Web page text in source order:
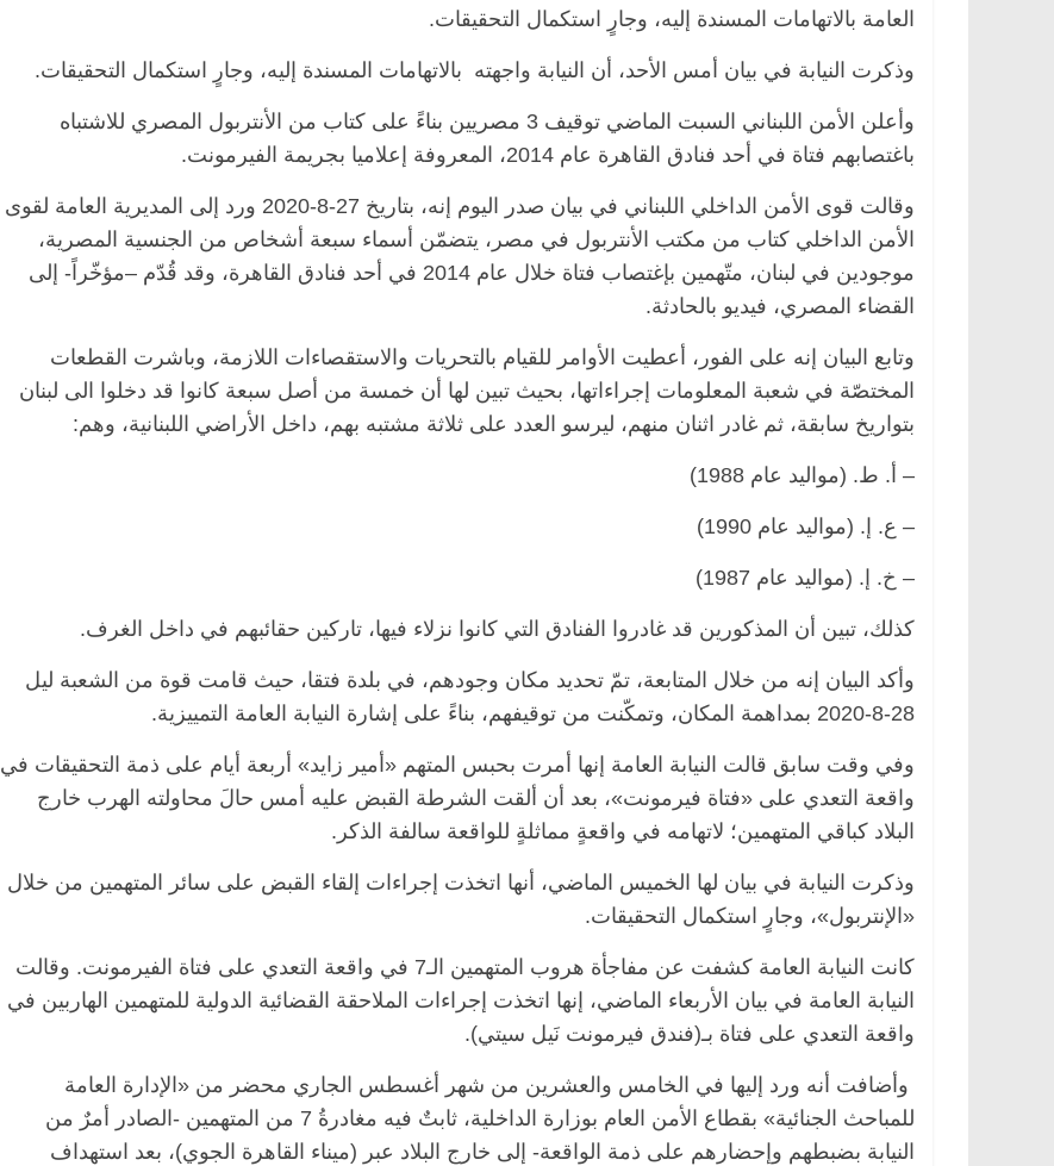
العامة بالاتهامات المسندة إليه، وجارٍ استكمال التحقيقات.
وذكرت النيابة في بيان أمس الأحد، أن النيابة واجهته بالاتهامات المسندة إليه، وجارٍ استكمال التحقيقات.
وأعلن الأمن اللبناني السبت الماضي توقيف 3 مصريين بناءً على كتاب من الأنتربول المصري للاشتباه
باغتصابهم فتاة في أحد فنادق القاهرة عام 2014، المعروفة إعلاميا بجريمة الفيرمونت.
وقالت قوى الأمن الداخلي اللبناني في بيان صدر اليوم إنه، بتاريخ 27-8-2020 ورد إلى المديرية العامة لقوى
الأمن الداخلي كتاب من مكتب الأنتربول في مصر، يتضمّن أسماء سبعة أشخاص من الجنسية المصرية،
موجودين في لبنان، متّهمين بإغتصاب فتاة خلال عام 2014 في أحد فنادق القاهرة، وقد قُدّم –مؤخّراً- إلى
القضاء المصري، فيديو بالحادثة.
وتابع البيان إنه على الفور، أعطيت الأوامر للقيام بالتحريات والاستقصاءات اللازمة، وباشرت القطعات
المختصّة في شعبة المعلومات إجراءاتها، بحيث تبين لها أن خمسة من أصل سبعة كانوا قد دخلوا الى لبنان
بتواريخ سابقة، ثم غادر اثنان منهم، ليرسو العدد على ثلاثة مشتبه بهم، داخل الأراضي اللبنانية، وهم:
– أ. ط. (مواليد عام 1988)
– ع. إ. (مواليد عام 1990)
– خ. إ. (مواليد عام 1987)
كذلك، تبين أن المذكورين قد غادروا الفنادق التي كانوا نزلاء فيها، تاركين حقائبهم في داخل الغرف.
وأكد البيان إنه من خلال المتابعة، تمّ تحديد مكان وجودهم، في بلدة فتقا، حيث قامت قوة من الشعبة ليل
28-8-2020 بمداهمة المكان، وتمكّنت من توقيفهم، بناءً على إشارة النيابة العامة التمييزية.
وفي وقت سابق قالت النيابة العامة إنها أمرت بحبس المتهم «أمير زايد» أربعة أيام على ذمة التحقيقات في
واقعة التعدي على «فتاة فيرمونت»، بعد أن ألقت الشرطة القبض عليه أمس حالَ محاولته الهرب خارج
البلاد كباقي المتهمين؛ لاتهامه في واقعةٍ مماثلةٍ للواقعة سالفة الذكر.
وذكرت النيابة في بيان لها الخميس الماضي، أنها اتخذت إجراءات إلقاء القبض على سائر المتهمين من خلال
«الإنتربول»، وجارٍ استكمال التحقيقات.
كانت النيابة العامة كشفت عن مفاجأة هروب المتهمين الـ7 في واقعة التعدي على فتاة الفيرمونت. وقالت
النيابة العامة في بيان الأربعاء الماضي، إنها اتخذت إجراءات الملاحقة القضائية الدولية للمتهمين الهاربين في
واقعة التعدي على فتاة بـ(فندق فيرمونت نَيل سيتي).
وأضافت أنه ورد إليها في الخامس والعشرين من شهر أغسطس الجاري محضر من «الإدارة العامة
للمباحث الجنائية» بقطاع الأمن العام بوزارة الداخلية، ثابتٌ فيه مغادرةُ 7 من المتهمين -الصادر أمرٌ من
النيابة بضبطهم وإحضارهم على ذمة الواقعة- إلى خارج البلاد عبر (ميناء القاهرة الجوي)، بعد استهداف
الرئيسية مصر ناس وناس
مقعد شاغر على مائدة الإفطار.. يحيى
(بروفايل)
21 فبراير، 2026
الرئيسية مصر ناس وناس
في ذكرى رحيله.. د. نور فرحات فقيه
للحرية (بروفايل)
26 يناير، 2026
ناس وناس
د. عبدالخالق فاروق.. خبير اقتصادي